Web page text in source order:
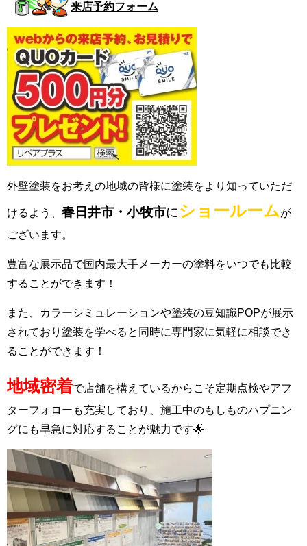
来店予約フォーム
外壁塗装をお考えの地域の皆様に塗装をより知っていただ
けるよう、 春日井市 ・小牧市にショールームが
ございます。
豊富な展示品で国内最大手メーカーの塗料をいつでも比較
することができます！
また、カラーシミュレーションや塗装の豆知識POPが展示
されており塗装を学べると同時に専門家に気軽に相談でき
ることができます！
地域密着で店舗を構えているからこそ定期点検やアフ
ターフォローも充実しており、施工中のもしものハプニン
グにも早急に対応することが魅力です🌟